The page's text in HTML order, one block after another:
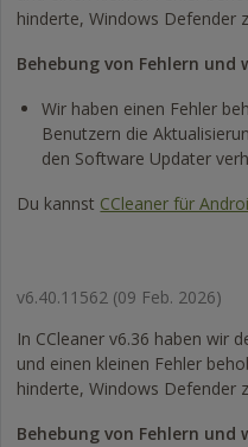
hinderte, Windows Defender
Behebung von Fehlern und
Wir haben einen Fehler
Benutzern die
den Software Updater
Du kannst CCleaner für
v6.40.11562 (09 Feb. 2026)
In CCleaner v6.36 haben wir
und einen kleinen Fehler
hinderte, Windows Defender
Behebung von Fehlern und